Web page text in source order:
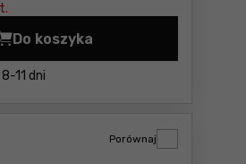
8-11 dni
Do koszyka
Sztyft szlifierski z korundu
Porównaj